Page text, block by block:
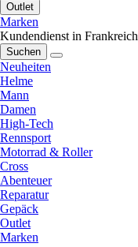
Outlet
Marken
Kundendienst in Frankreich
Suchen
Neuheiten
Helme
Mann
Damen
High-Tech
Rennsport
Motorrad & Roller
Cross
Abenteuer
Reparatur
Gepäck
Outlet
Marken